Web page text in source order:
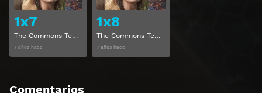
1x7
The Commons Temporada 1 Capitulo 7
7 años hace
1x8
The Commons Temporada 1 Capitulo 8
7 años hace
Comentarios